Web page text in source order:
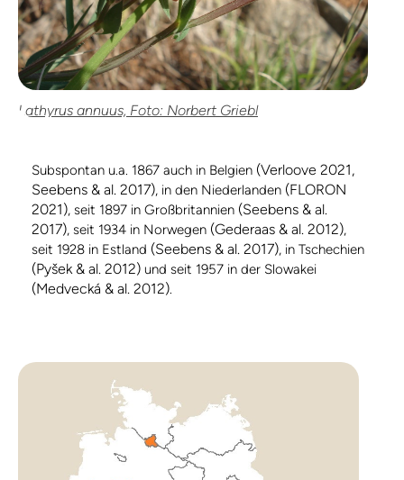
Lathyrus annuus, Foto: Norbert Griebl
Subspontan u.a. 1867 auch in Belgien (Verloove 2021,
Seebens & al. 2017), in den Niederlanden (FLORON
2021), seit 1897 in Großbritannien (Seebens & al.
2017), seit 1934 in Norwegen (Gederaas & al. 2012),
seit 1928 in Estland (Seebens & al. 2017), in Tschechien
(Pyšek & al. 2012) und seit 1957 in der Slowakei
(Medvecká & al. 2012).